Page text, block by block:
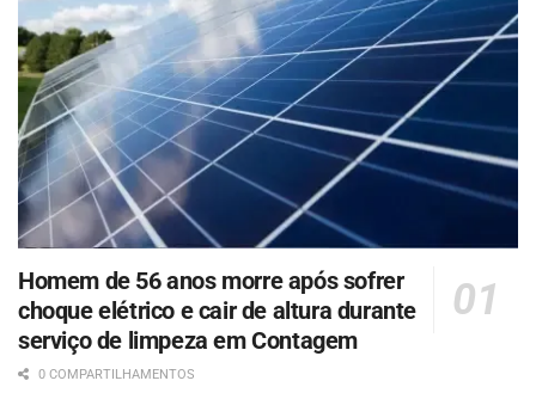
Homem de 56 anos morre após sofrer
choque elétrico e cair de altura durante
serviço de limpeza em Contagem
0 COMPARTILHAMENTOS